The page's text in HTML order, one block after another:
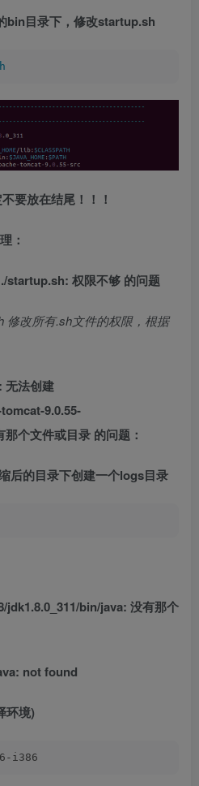
bin目录下，修改startup.sh
要放在结尾！！！
：
startup.sh: 权限不够 的问题
修改所有.sh文件的权限，根据
无法创建
9.0.55-
个文件或目录 的问题：
后的目录下创建一个logs目录
jdk1.8.0_311/bin/java: 没有那个
not found
环境)
i386